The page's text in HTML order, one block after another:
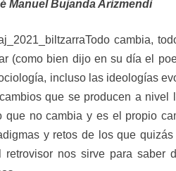
Manuel Bujanda Arizmendi
Todo cambia,
(como bien dijo en su día el
incluso las ideologías
que se producen a
que no cambia y es el propio
y retos de los que
retrovisor nos sirve para saber